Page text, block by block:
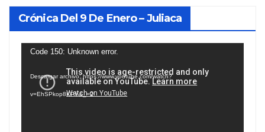
Crónica Del 9 De Enero – Juliaca
Reproductor
vídeo
Code 150: Unknown error.
Descargar archivo: https://www.youtube.com/watch?
v=EhSPkop8KPY&_=2